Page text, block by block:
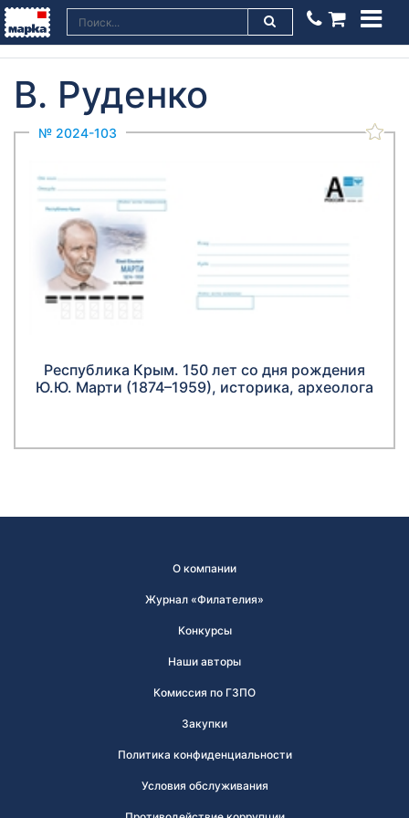
В. Руденко
№ 2024-103
Республика Крым. 150 лет со дня рождения
Ю.Ю. Марти (1874–1959), историка, археолога
О компании
Журнал «Филателия»
Конкурсы
Наши авторы
Комиссия по ГЗПО
Закупки
Политика конфиденциальности
Условия обслуживания